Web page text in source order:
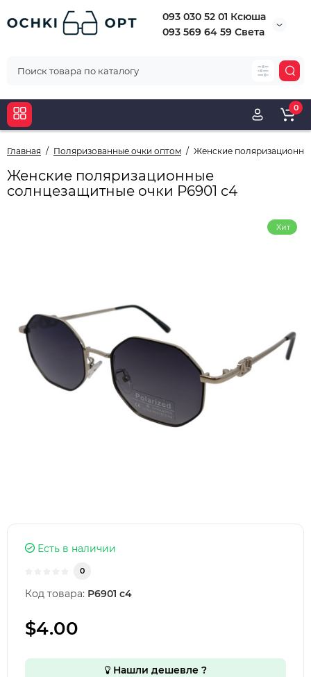
093 030 52 01 Ксюша
093 569 64 59 Света
0
Главная Поляризованные очки оптом Женские
Женские поляризационные
солнцезащитные очки Р6901 с4
Хит
Есть в наличии
0
Код товара: Р6901 с4
$4.00
Нашли дешевле ?